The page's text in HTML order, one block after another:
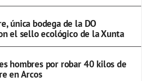
única bodega de la DO
el sello ecológico de la Xunta
hombres por robar 40 kilos de
en Arcos